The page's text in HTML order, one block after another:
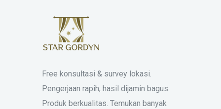
Free konsultasi & survey lokasi.
Pengerjaan rapih, hasil dijamin bagus.
Produk berkualitas. Temukan banyak